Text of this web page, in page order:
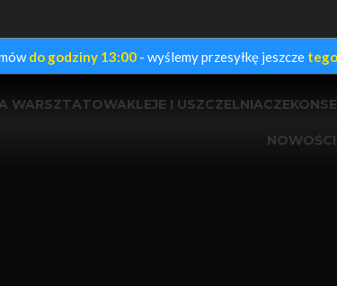
do godziny 13:00 - wyślemy przesyłkę jeszcze
WARSZTATOWAKLEJE I USZCZELNIACZE
NOWOŚCI